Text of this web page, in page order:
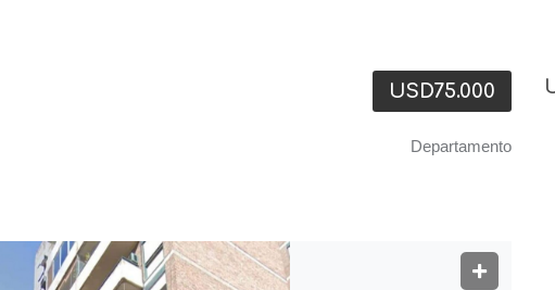
USD75.000
Departamento